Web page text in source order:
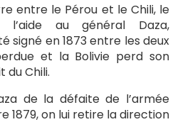
entre le Pérou et le Chili, le
l’aide au général Daza,
signé en 1873 entre les deux
et la Bolivie perd son
du Chili.
de la défaite de l’armée
1879, on lui retire la direction